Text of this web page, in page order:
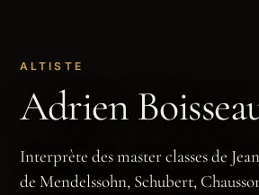
ALTISTE
Adrien
Interprète des master classes de
de Mendelssohn, Schubert,